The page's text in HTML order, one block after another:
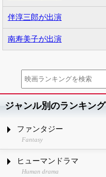
伴淳三郎が出演
南寿美子が出演
ジャンル別のランキング
ファンタジー
Fantasy
ヒューマンドラマ
Human drama